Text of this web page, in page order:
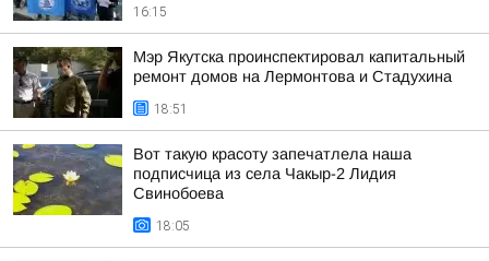
16:15
Мэр Якутска проинспектировал капитальный
ремонт домов на Лермонтова и Стадухина
18:51
Вот такую красоту запечатлела наша
подписчица из села Чакыр-2 Лидия
Свинобоева
18:05